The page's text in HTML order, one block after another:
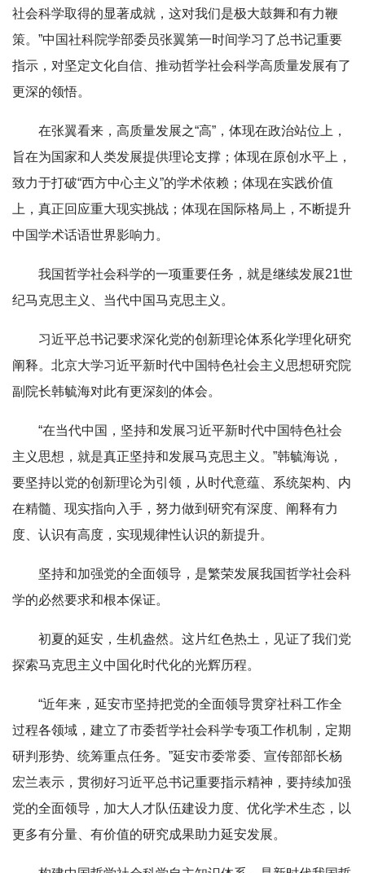
社会科学取得的显著成就，这对我们是极大鼓舞和有力鞭
策。”中国社科院学部委员张翼第一时间学习了总书记重要
指示，对坚定文化自信、推动哲学社会科学高质量发展有了
更深的领悟。
在张翼看来，高质量发展之“高”，体现在政治站位上，
旨在为国家和人类发展提供理论支撑；体现在原创水平上，
致力于打破“西方中心主义”的学术依赖；体现在实践价值
上，真正回应重大现实挑战；体现在国际格局上，不断提升
中国学术话语世界影响力。
我国哲学社会科学的一项重要任务，就是继续发展21世
纪马克思主义、当代中国马克思主义。
习近平总书记要求深化党的创新理论体系化学理化研究
阐释。北京大学习近平新时代中国特色社会主义思想研究院
副院长韩毓海对此有更深刻的体会。
“在当代中国，坚持和发展习近平新时代中国特色社会
主义思想，就是真正坚持和发展马克思主义。”韩毓海说，
要坚持以党的创新理论为引领，从时代意蕴、系统架构、内
在精髓、现实指向入手，努力做到研究有深度、阐释有力
度、认识有高度，实现规律性认识的新提升。
坚持和加强党的全面领导，是繁荣发展我国哲学社会科
学的必然要求和根本保证。
初夏的延安，生机盎然。这片红色热土，见证了我们党
探索马克思主义中国化时代化的光辉历程。
“近年来，延安市坚持把党的全面领导贯穿社科工作全
过程各领域，建立了市委哲学社会科学专项工作机制，定期
研判形势、统筹重点任务。”延安市委常委、宣传部部长杨
宏兰表示，贯彻好习近平总书记重要指示精神，要持续加强
党的全面领导，加大人才队伍建设力度、优化学术生态，以
更多有分量、有价值的研究成果助力延安发展。